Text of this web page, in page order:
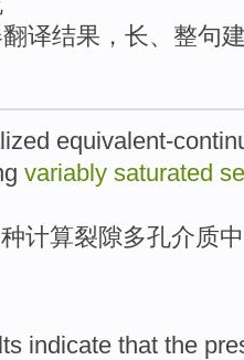
译结果，长、整句
equivalent-
variably saturated
种计算裂隙多孔介质
indicate that the